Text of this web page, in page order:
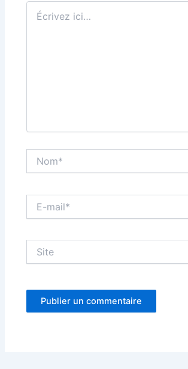
Écrivez
ici…
mail*